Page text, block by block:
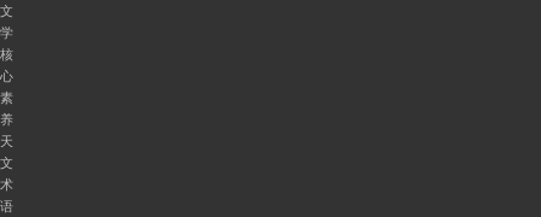
文
学
核
心
素
养
天
文
术
语